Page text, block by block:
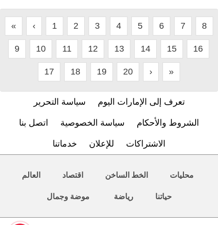
« ‹ 1 2 3 4 5 6 7 8
9 10 11 12 13 14 15 16
17 18 19 20 › »
تعرف إلى الإمارات اليوم سياسة التحرير
الشروط والأحكام سياسة الخصوصية اتصل بنا
الاشتراكات للإعلان خدماتنا
محليات الخط الساخن اقتصاد العالم
حياتنا رياضة موضة وجمال